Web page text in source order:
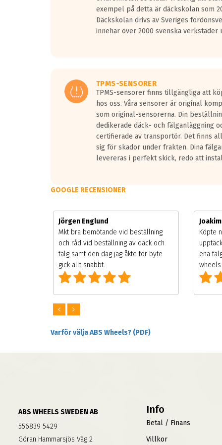
Vid körning i över 50km/h brukar
På däckmärkningen kommer det finnas en
medans de vita vågorna påvisar om det är ett tyst
Ett däck med tre svarta vågor uppnår de
exempel på detta är däckskolan som
Däckskolan drivs av Sveriges
innehar över 2000 svenska verkstäder
TPMS-SENSORER
TPMS-sensorer finns tillgängliga att
hos oss. Våra sensorer är original
som original-sensorerna. Din
dedikerade däck- och fälganläggning
certifierade av transportör. Det finns
sig för skador under frakten. Dina
levereras i perfekt skick, redo att
GOOGLE RECENSIONER
Jörgen Englund
Mkt bra bemötande vid beställning
och råd vid beställning av däck och
fälg samt den dag jag åkte för byte
gick allt snabbt.
Köpte
ena
Varför välja ABS Wheels? (PDF)
ABS WHEELS SWEDEN AB
556839 5429
Göran Hammarsjös Väg 2
Info
Betal / Finans
Villkor